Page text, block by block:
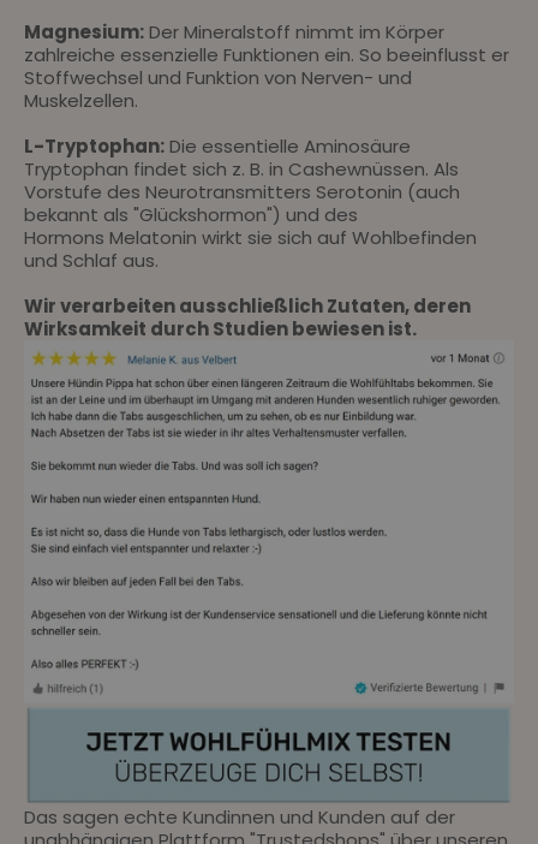
Magnesium: Der Mineralstoff nimmt im Körper
zahlreiche essenzielle Funktionen ein. So beeinflusst er
Stoffwechsel und Funktion von Nerven- und
Muskelzellen.
L-Tryptophan: Die essentielle Aminosäure
Tryptophan findet sich z. B. in Cashewnüssen. Als
Vorstufe des Neurotransmitters Serotonin (auch
bekannt als "Glückshormon") und des
Hormons Melatonin wirkt sie sich auf Wohlbefinden
und Schlaf aus.
Wir verarbeiten ausschließlich Zutaten, deren
Wirksamkeit durch Studien bewiesen ist.
Das sagen echte Kundinnen und Kunden auf der